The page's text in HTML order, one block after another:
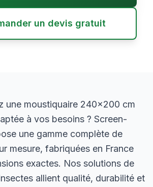
un devis gratuit
une moustiquaire 240×200 cm
à vos besoins ? Screen-
une gamme complète de
mesure, fabriquées en France
exactes. Nos solutions de
allient qualité, durabilité et